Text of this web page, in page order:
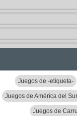
Juegos de -etiqueta-
Juegos de América del Sur
Juegos de